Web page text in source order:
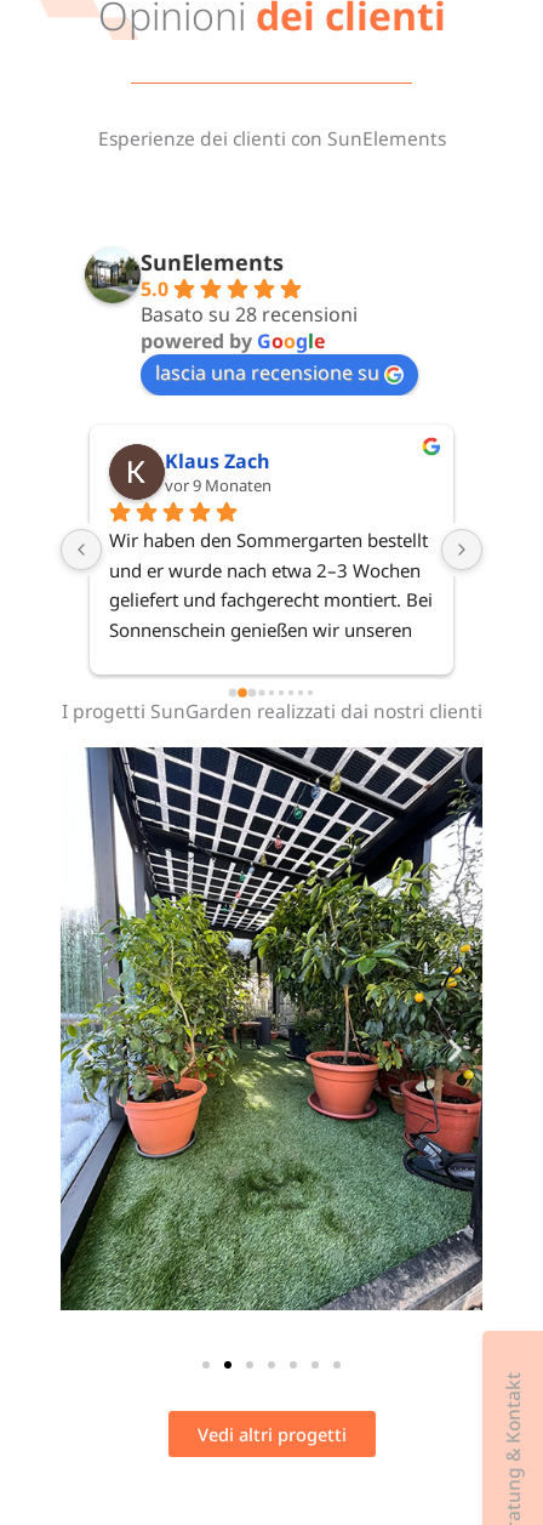
Opinioni dei clienti
Esperienze dei clienti con SunElements
SunElements
5.0
Basato su 28 recensioni
powered by Google
lascia una recensione su
Klaus Zach
vor 9 Monaten
Wir haben den Sommergarten bestellt
und er wurde nach etwa 2–3 Wochen
geliefert und fachgerecht montiert. Bei
Sonnenschein genießen wir unseren
I progetti SunGarden realizzati dai nostri clienti
Vedi altri progetti Beratung & Kontakt